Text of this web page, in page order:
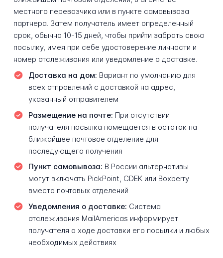
местного перевозчика или в пункте самовывоза
партнера. Затем получатель имеет определенный
срок, обычно 10-15 дней, чтобы прийти забрать свою
посылку, имея при себе удостоверение личности и
номер отслеживания или уведомление о доставке.
Доставка на дом: Вариант по умолчанию для
всех отправлений с доставкой на адрес,
указанный отправителем
Размещение на почте: При отсутствии
получателя посылка помещается в остаток на
ближайшее почтовое отделение для
последующего получения
Пункт самовывоза: В России альтернативы
могут включать PickPoint, CDEK или Boxberry
вместо почтовых отделений
Уведомления о доставке: Система
отслеживания MailAmericas информирует
получателя о ходе доставки его посылки и любых
необходимых действиях